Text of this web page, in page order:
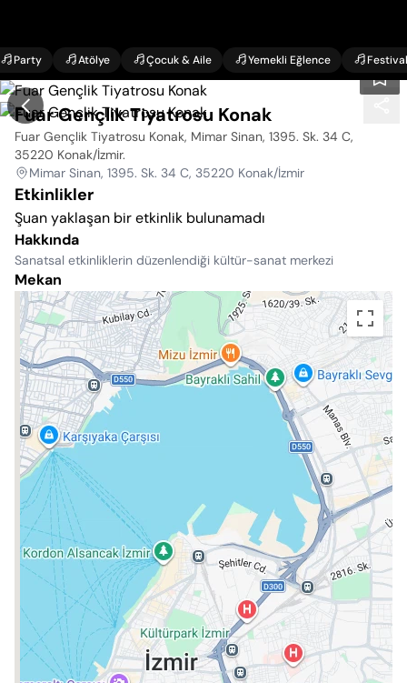
Party Atölye Çocuk & Aile Yemekli Eğlence Festival
Fuar Gençlik Tiyatrosu Konak
Fuar Gençlik Tiyatrosu Konak, Mimar Sinan, 1395. Sk. 34 C,
35220 Konak/İzmir.
Mimar Sinan, 1395. Sk. 34 C, 35220 Konak/İzmir
Etkinlikler
Şuan yaklaşan bir etkinlik bulunamadı
Hakkında
Sanatsal etkinliklerin düzenlendiği kültür-sanat merkezi
Mekan